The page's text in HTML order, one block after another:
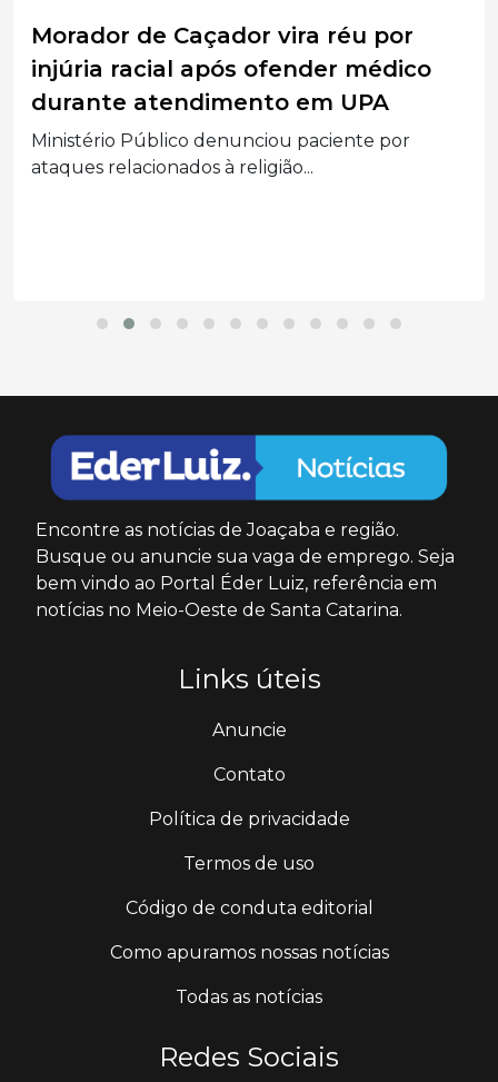
Morador de Caçador vira réu por
injúria racial após ofender médico
durante atendimento em UPA
Ministério Público denunciou paciente por
ataques relacionados à religião...
Encontre as notícias de Joaçaba e região.
Busque ou anuncie sua vaga de emprego. Seja
bem vindo ao Portal Éder Luiz, referência em
notícias no Meio-Oeste de Santa Catarina.
Links úteis
Anuncie
Contato
Política de privacidade
Termos de uso
Código de conduta editorial
Como apuramos nossas notícias
Todas as notícias
Redes Sociais